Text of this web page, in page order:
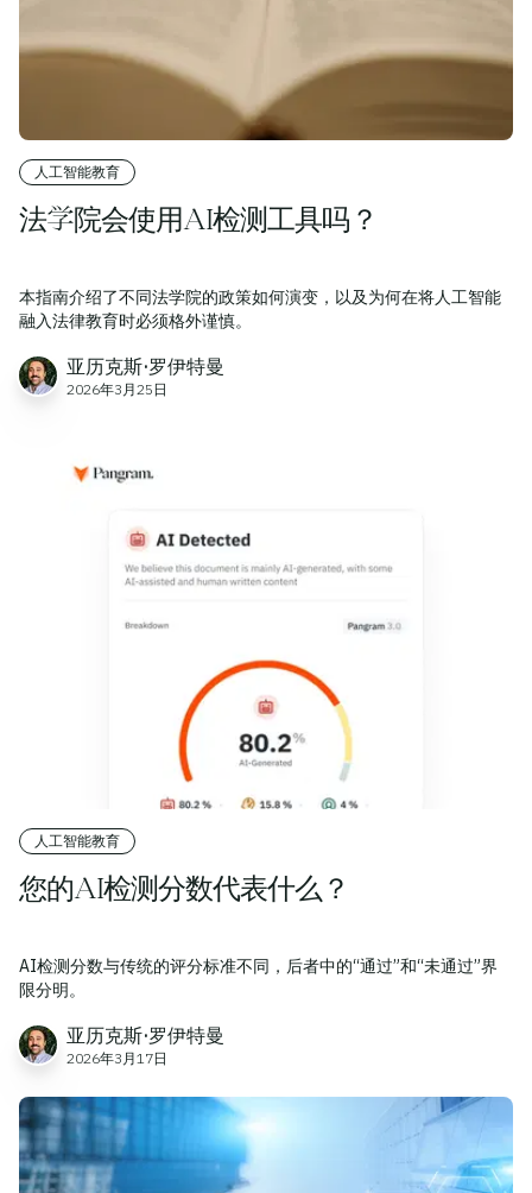
人工智能教育
法学院会使用AI检测工具吗？
本指南介绍了不同法学院的政策如何演变，以及为何在将人工智能
融入法律教育时必须格外谨慎。
亚历克斯·罗伊特曼
2026年3月25日
人工智能教育
您的AI检测分数代表什么？
AI检测分数与传统的评分标准不同，后者中的“通过”和“未通过”界
限分明。
亚历克斯·罗伊特曼
2026年3月17日